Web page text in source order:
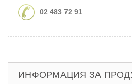
02 483 72 91
ИНФОРМАЦИЯ ЗА